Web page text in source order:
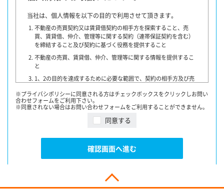
当社は、個人情報を以下の目的で利用させて頂きます。
不動産の売買契約又は賃貸借契約の相手方を探索すること、売
買、賃貸借、仲介、管理等に関する契約（連帯保証契約を含む）
を締結すること及び契約に基づく役務を提供すること
不動産の売買、賃貸借、仲介、管理等に関する情報を提供するこ
と
1、2の目的を達成するために必要な範囲で、契約の相手方及び売
情報を書面又はインターネットで提供する者・団体・広告会社、
融資に関わる金融機関、登記等に関わる司法書士その他専門家、
提携損害保険会社、不動産管理業者、保証委託会社又はお客様の
同意を得た第三者に対して提供すること
機構に通知致します。
指定流通機構は、物件情報及び成約情報（成約情報は、売主
様・買主様・貸主様・借主様の氏名を含まず、物件の概要・契
通機構の会員たる宅地建物取引業者や公的な団体に電子データ
や紙媒体で提供することなどの宅地建物取引業法に規定された
※プライバシポリシーに同意される方はチェックボックスをクリックしお問い
合わせフォームをご利用下さい。
※同意されない場合はお問い合わせフォームをご利用することができません。
同意する
確認画面へ進む